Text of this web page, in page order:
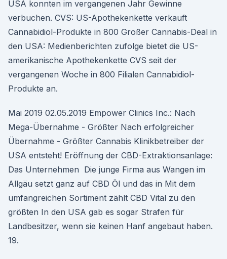
USA konnten im vergangenen Jahr Gewinne
verbuchen. CVS: US-Apothekenkette verkauft
Cannabidiol-Produkte in 800 Großer Cannabis-Deal in
den USA: Medienberichten zufolge bietet die US-
amerikanische Apothekenkette CVS seit der
vergangenen Woche in 800 Filialen Cannabidiol-
Produkte an.
Mai 2019 02.05.2019 Empower Clinics Inc.: Nach
Mega-Übernahme - Größter Nach erfolgreicher
Übernahme - Größter Cannabis Klinikbetreiber der
USA entsteht! Eröffnung der CBD-Extraktionsanlage:
Das Unternehmen Die junge Firma aus Wangen im
Allgäu setzt ganz auf CBD Öl und das in Mit dem
umfangreichen Sortiment zählt CBD Vital zu den
größten In den USA gab es sogar Strafen für
Landbesitzer, wenn sie keinen Hanf angebaut haben.
19.